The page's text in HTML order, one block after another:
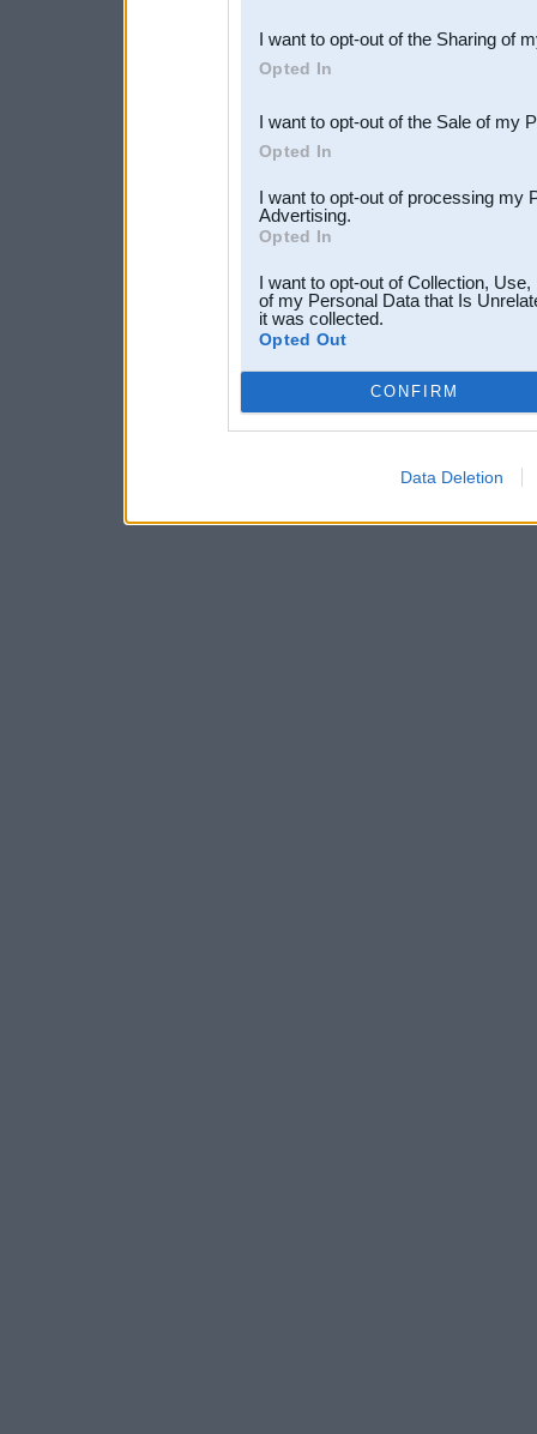
Downstream Participants
third parties.
I want to opt-out of the Sharing of
Opted In
I want to opt-out of the Sale of my
Opted In
I want to opt-out of processing my
Advertising.
Opted In
I want to opt-out of Collection,
of my Personal Data that Is
it was collected.
Opted Out
CONFIRM
Data Deletion